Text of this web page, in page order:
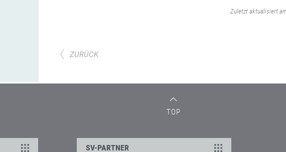
‌Zuletzt aktualisiert
ZURÜCK
TOP
SV-PARTNER